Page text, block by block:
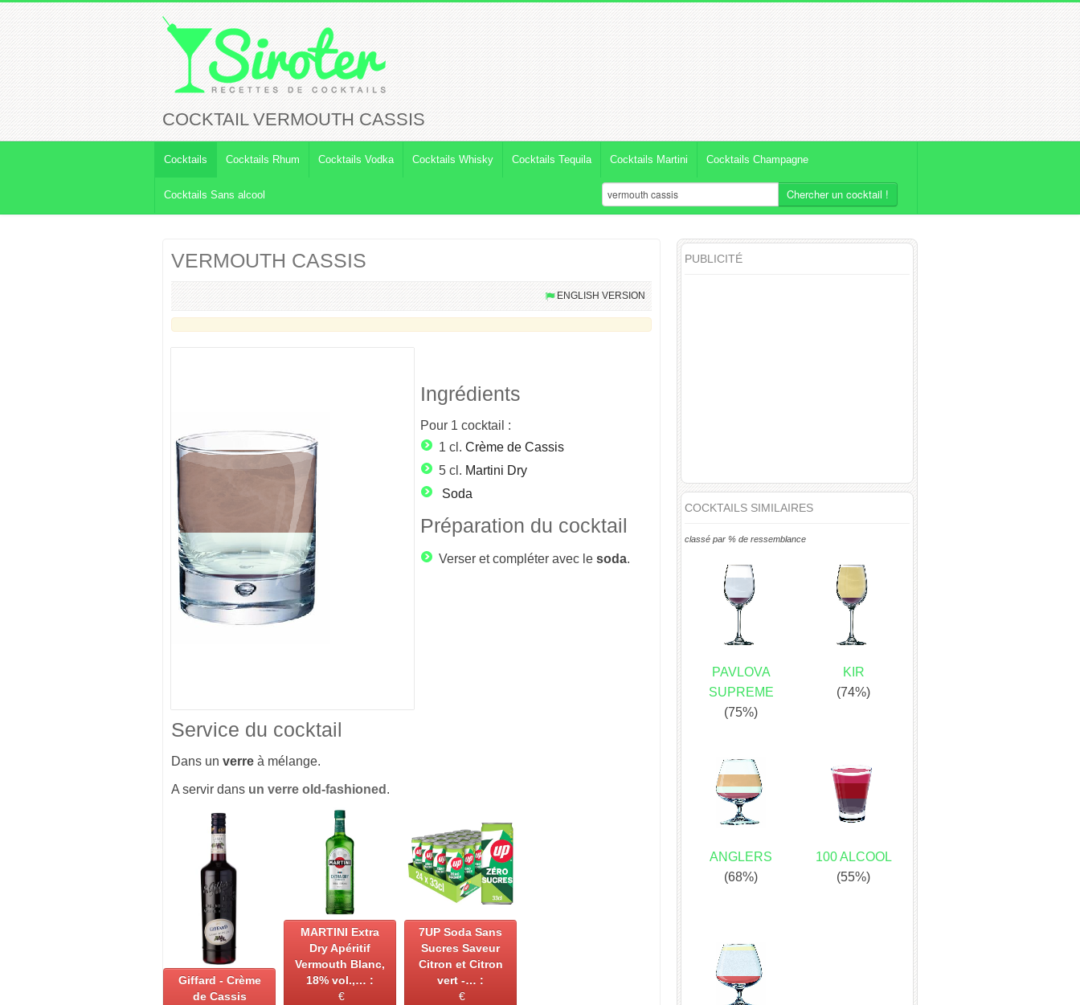
COCKTAIL VERMOUTH CASSIS
Cocktails Cocktails Rhum Cocktails Vodka Cocktails Whisky Cocktails Tequila Cocktails Martini Cocktails Champagne
Cocktails Sans alcool Chercher un cocktail !
VERMOUTH CASSIS
ENGLISH VERSION
Ingrédients
Pour 1 cocktail :
1 cl. Crème de Cassis
5 cl. Martini Dry
Soda
Préparation du cocktail
Verser et compléter avec le soda.
Service du cocktail
Dans un verre à mélange.
A servir dans un verre old-fashioned .
Giffard - Crème
de Cassis
MARTINI Extra
Dry Apéritif
Vermouth Blanc,
18% vol.,… :
€
7UP Soda Sans
Sucres Saveur
Citron et Citron
vert -… :
€
PUBLICITÉ
COCKTAILS SIMILAIRES
classé par % de ressemblance
PAVLOVA
SUPREME
(75%)
KIR
(74%)
ANGLERS
(68%)
100 ALCOOL
(55%)